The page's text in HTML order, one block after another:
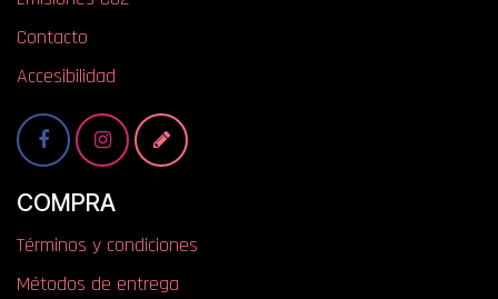
Contacto
Accesibilidad
COMPRA
Términos y condiciones
Métodos de entrega